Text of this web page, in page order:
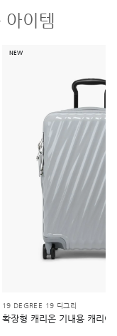
아이템
NEW
19 DEGREE 19 디그리
확장형 캐리온 기내용 캐리어